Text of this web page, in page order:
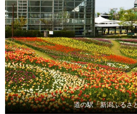
道の駅「新潟ふるさ